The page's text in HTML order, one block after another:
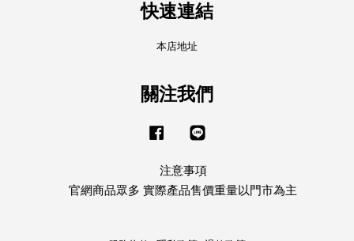
快速連結
本店地址
關注我們
Facebook
注意事項
官網商品眾多 實際產品售價重量以門市為主